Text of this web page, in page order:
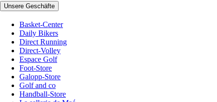
Unsere Geschäfte
Basket-Center
Daily Bikers
Direct Running
Direct-Volley
Espace Golf
Foot-Store
Galopp-Store
Golf and co
Handball-Store